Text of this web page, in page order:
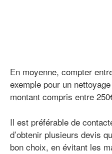
En moyenne, compter
exemple pour un
montant compris entre
Il est préférable de
d’obtenir plusieurs devis
bon choix, en évitant les